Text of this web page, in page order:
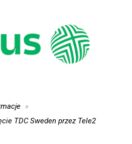
TDC Sweden przez Tele2